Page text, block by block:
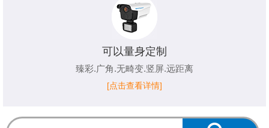
可以量身定制
臻彩.广角.无畸变.竖屏.远距离
[点击查看详情]